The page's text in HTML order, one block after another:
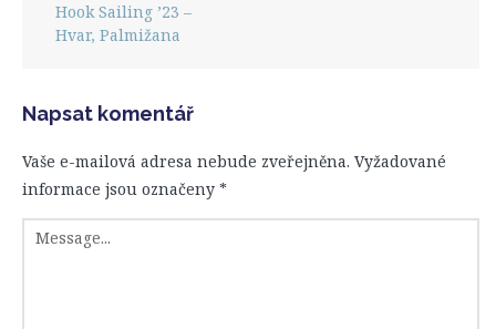
Hook Sailing ’23 –
Hvar, Palmižana
Napsat komentář
Vaše e-mailová adresa nebude zveřejněna. Vyžadované
informace jsou označeny *